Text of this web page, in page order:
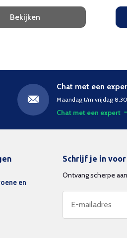
Bekijken
Chat met een
Maandag t/m vrijdag
Chat met een expert
en
Schrijf je in
Ontvang scherpe